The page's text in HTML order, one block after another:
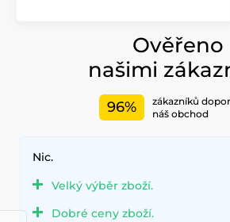
Ověřeno
našimi
96%
zákazníků
náš obchod
Nic.
Velký výběr zboží.
Dobré ceny zboží.